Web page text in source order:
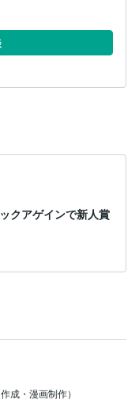
クアゲインで新人賞
成・漫画制作）